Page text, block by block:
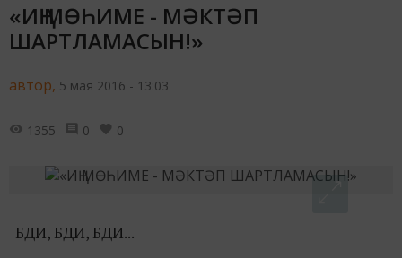
«ИҢ МӨҺИМЕ - МӘКТӘП
ШАРТЛАМАСЫН!»
автор, 5 мая 2016 - 13:03
1355 0 0
БДИ, БДИ, БДИ...